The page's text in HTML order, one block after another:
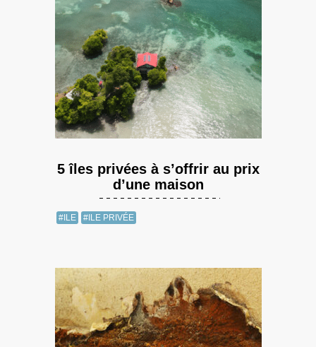
5 îles privées à s’offrir au prix
d’une maison
#ILE #ILE PRIVÉE